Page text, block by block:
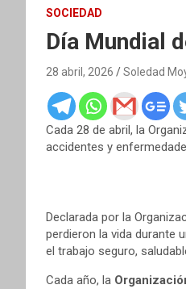
SOCIEDAD
Día Mundial
28 abril, 2026 Soledad
Cada 28 de abril, la
accidentes y
Declarada por la
perdieron la vida durante
el trabajo seguro,
Cada año, la